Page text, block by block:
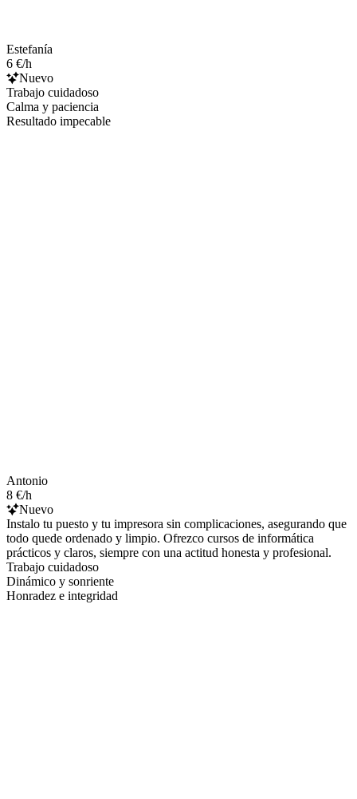
Estefanía
6 €/h
Nuevo
Trabajo cuidadoso
Calma y paciencia
Resultado impecable
Antonio
8 €/h
Nuevo
Instalo tu puesto y tu impresora sin complicaciones, asegurando que
todo quede ordenado y limpio. Ofrezco cursos de informática
prácticos y claros, siempre con una actitud honesta y profesional.
Trabajo cuidadoso
Dinámico y sonriente
Honradez e integridad